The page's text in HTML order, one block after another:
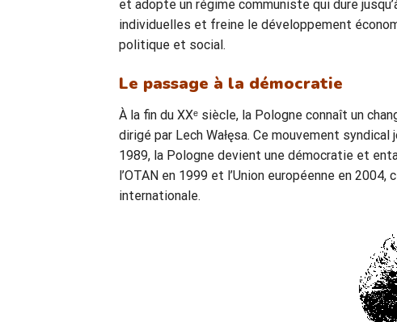
et adopte un régime communiste qui dure
individuelles et freine le développement
politique et social.
Le passage à la démocratie
À la fin du XXᵉ siècle, la Pologne connaît un
dirigé par Lech Wałęsa. Ce mouvement
1989, la Pologne devient une démocratie et
l’OTAN en 1999 et l’Union européenne en
internationale.